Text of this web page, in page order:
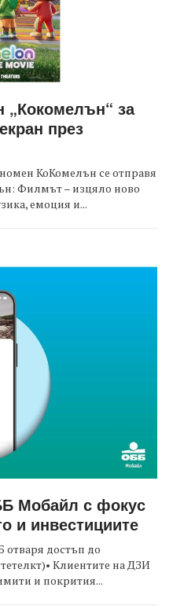
за
през
КоКомелън се отправя
Филмът – изцяло ново
емоция и...
Мобайл с фокус
и инвестициите
отваря достъп до
Клиентите на ДЗИ
и покрития...